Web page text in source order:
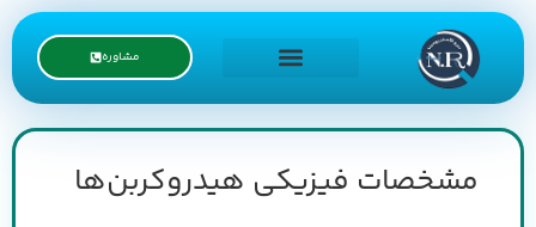
مشاوره
مشخصات فیزیکی هیدروکربن‌ها